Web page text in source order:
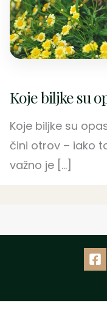
Koje biljke su
Koje biljke su
čini otrov – iako
važno je […]